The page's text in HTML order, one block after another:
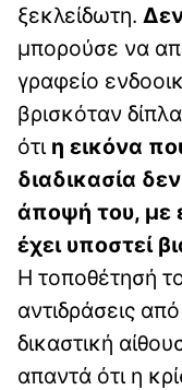
ξεκλείδωτη.
μπορούσε να
γραφείο
βρισκόταν
ότι η εικόνα
διαδικασία
άποψή του, με
έχει υποστεί
Η τοποθέτησή
αντιδράσεις
δικαστική
απαντά ότι η